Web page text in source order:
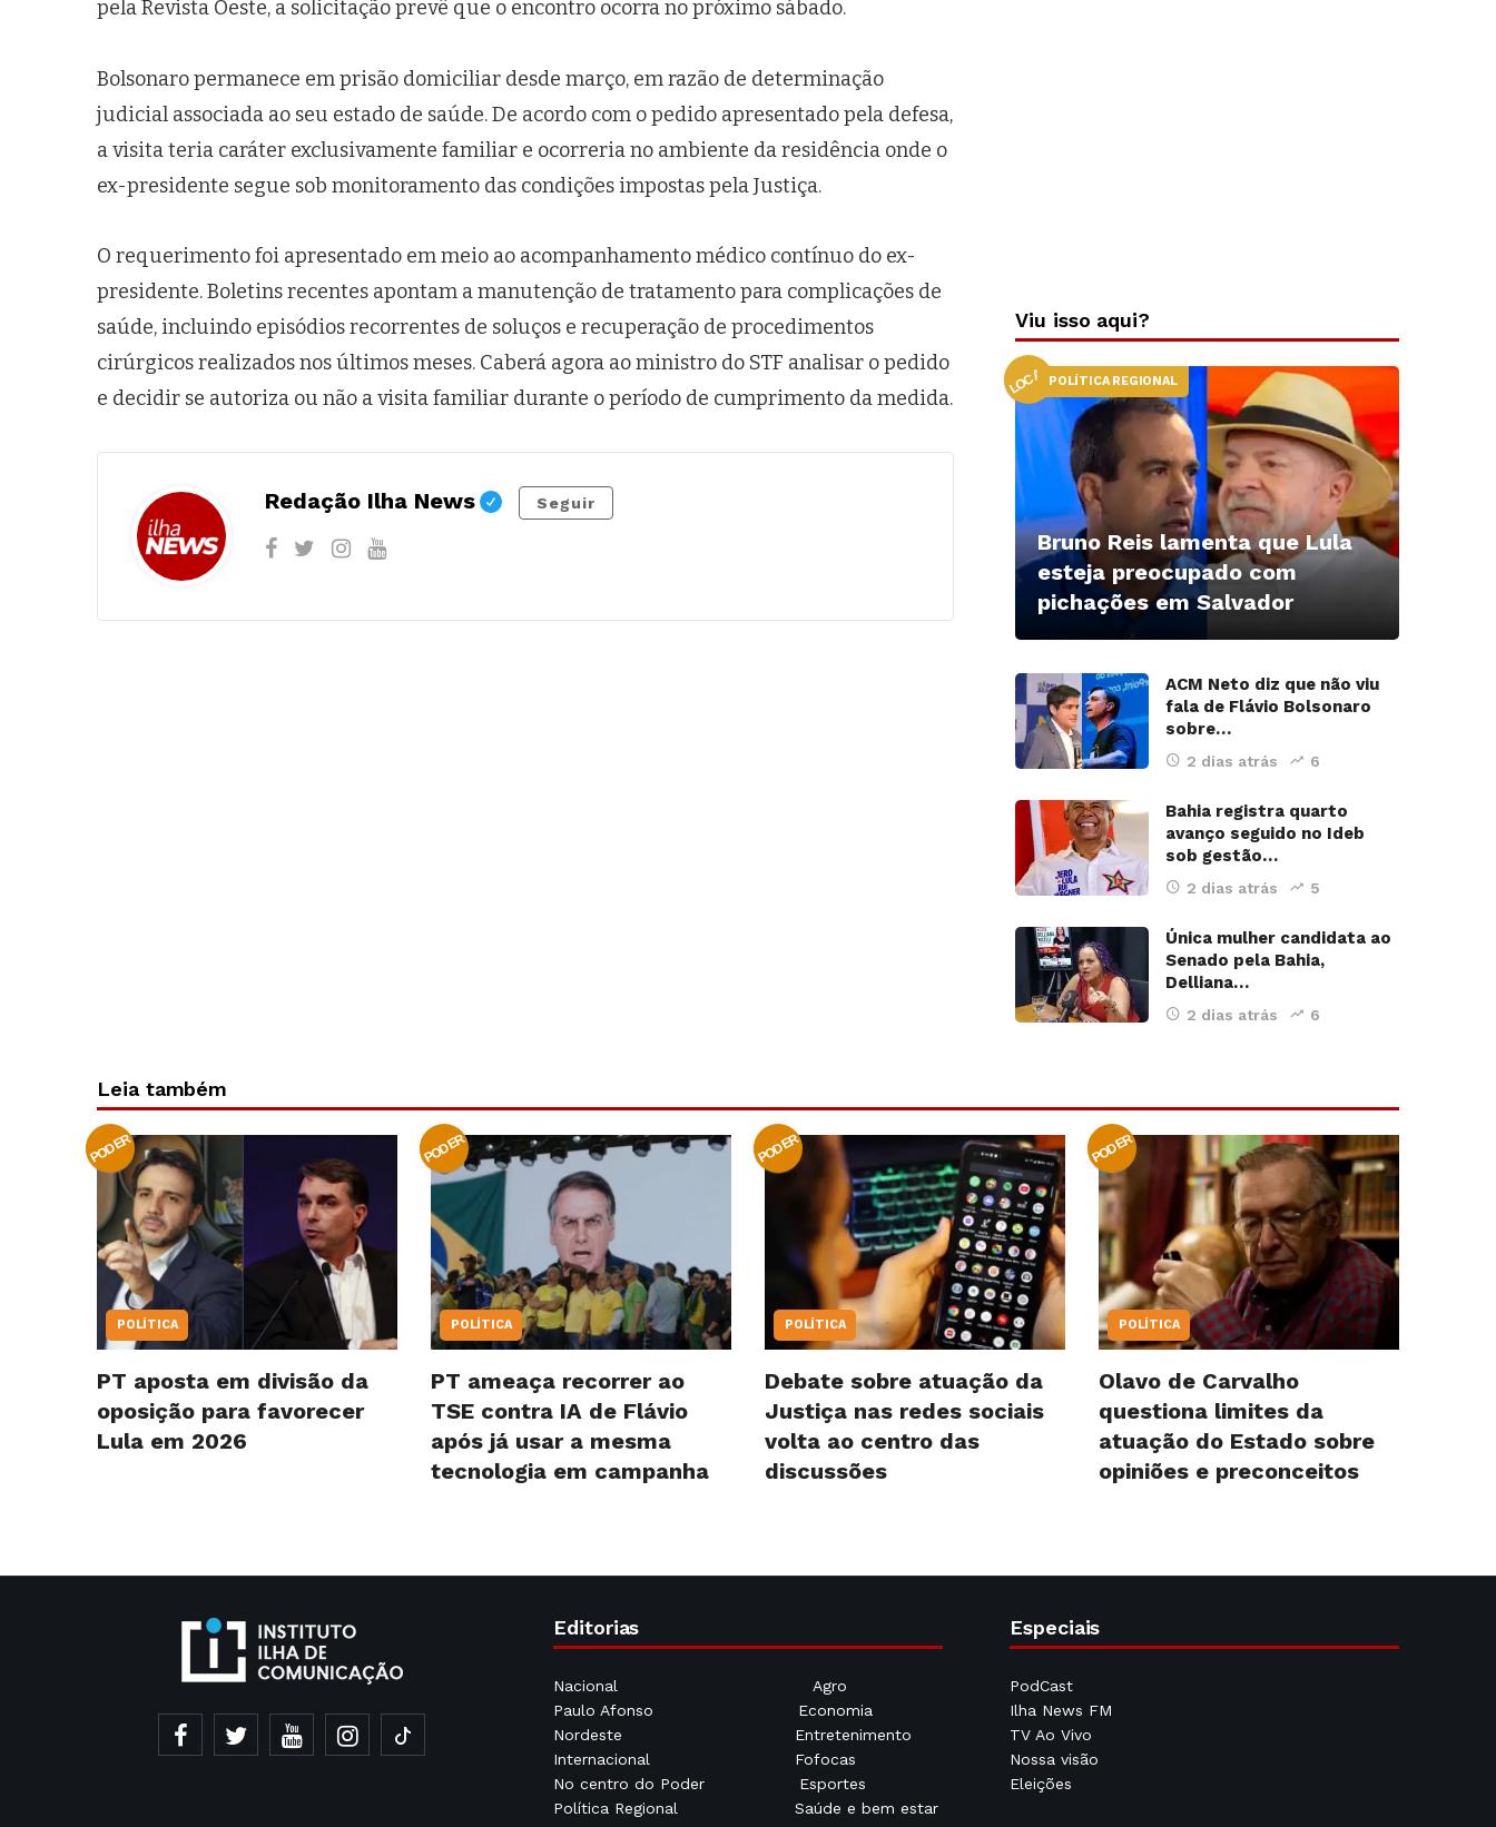
pela Revista Oeste, a solicitação prevê que o encontro ocorra no próximo sábado.
Bolsonaro permanece em prisão domiciliar desde março, em razão de determinação
judicial associada ao seu estado de saúde. De acordo com o pedido apresentado pela defesa,
a visita teria caráter exclusivamente familiar e ocorreria no ambiente da residência onde o
ex-presidente segue sob monitoramento das condições impostas pela Justiça.
O requerimento foi apresentado em meio ao acompanhamento médico contínuo do ex-
presidente. Boletins recentes apontam a manutenção de tratamento para complicações de
saúde, incluindo episódios recorrentes de soluços e recuperação de procedimentos
cirúrgicos realizados nos últimos meses. Caberá agora ao ministro do STF analisar o pedido
e decidir se autoriza ou não a visita familiar durante o período de cumprimento da medida.
Redação Ilha News Seguir
Viu isso aqui?
LOCALPOLÍTICA REGIONAL
Bruno Reis lamenta que Lula
esteja preocupado com
pichações em Salvador
ACM Neto diz que não viu
fala de Flávio Bolsonaro
sobre…
2 dias atrás 6
Bahia registra quarto
avanço seguido no Ideb
sob gestão…
2 dias atrás 5
Única mulher candidata ao
Senado pela Bahia,
Delliana…
2 dias atrás 6
Leia também
PODER
POLÍTICA
PT aposta em divisão da
oposição para favorecer
Lula em 2026
PODER
POLÍTICA
PT ameaça recorrer ao
TSE contra IA de Flávio
após já usar a mesma
tecnologia em campanha
PODER
POLÍTICA
Debate sobre atuação da
Justiça nas redes sociais
volta ao centro das
discussões
PODER
POLÍTICA
Olavo de Carvalho
questiona limites da
atuação do Estado sobre
opiniões e preconceitos
Editorias
Nacional
Agro
Paulo Afonso
Economia
Nordeste
Entretenimento
Internacional
Fofocas
No centro do Poder
Esportes
Política Regional
Saúde e bem estar
Especiais
PodCast
Ilha News FM
TV Ao Vivo
Nossa visão
Eleições